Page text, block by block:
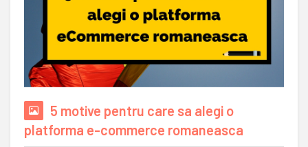
5 motive pentru care sa alegi o
platforma e-commerce romaneasca